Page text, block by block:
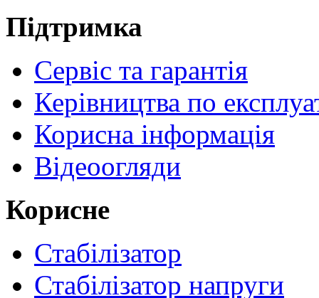
Підтримка
Сервіс та гарантія
Керівництва по
Корисна інформація
Відеоогляди
Корисне
Стабілізатор
Стабілізатор напруги